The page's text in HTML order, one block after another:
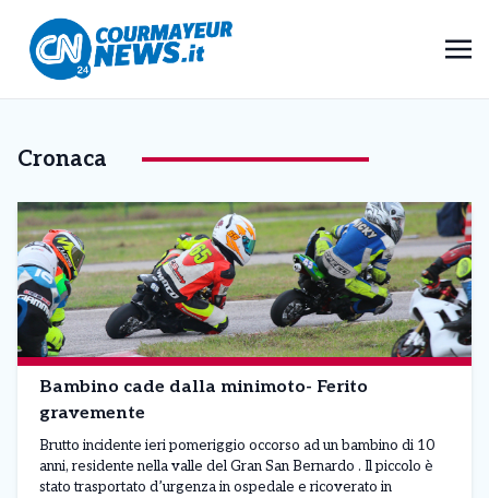
Cronaca
Bambino cade dalla minimoto- Ferito
gravemente
Brutto incidente ieri pomeriggio occorso ad un bambino di 10
anni, residente nella valle del Gran San Bernardo . Il piccolo è
stato trasportato d’urgenza in ospedale e ricoverato in